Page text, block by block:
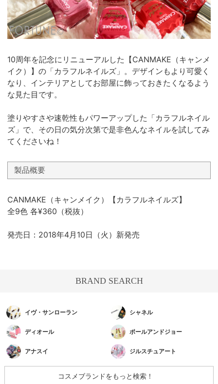
10周年を記念にリニューアルした【CANMAKE（キャンメ
イク）】の「カラフルネイルズ」。デザインもより可愛く
なり、インテリアとしてお部屋に飾っておきたくなるよう
な見た目です。
塗りやすさや速乾性もパワーアップした「カラフルネイル
ズ」で、その日の気分次第で是非色んなネイルを試してみ
てくださいね！
製品概要
CANMAKE（キャンメイク）【カラフルネイルズ】
全9色 各¥360（税抜）
発売日：2018年4月10日（火）新発売
BRAND SEARCH
イヴ・サンローラン シャネル
ディオール ポールアンドジョー
アナスイ ジルスチュアート
コスメブランドをもっと検索！